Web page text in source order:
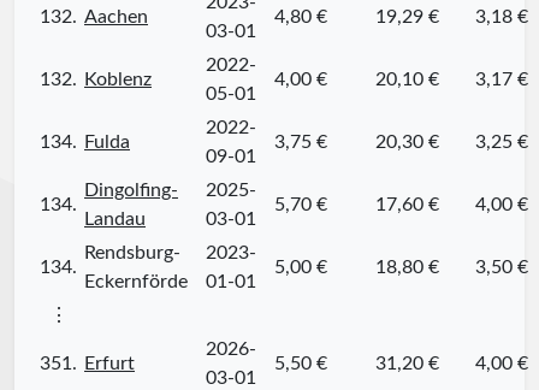
132. Aachen
03-01
4,80 € 19,29 € 3,18 €
132. Koblenz
2022-
05-01
4,00 € 20,10 € 3,17 €
134. Fulda
2022-
09-01
3,75 € 20,30 € 3,25 €
134.
Dingolfing-
Landau
2025-
03-01
5,70 € 17,60 € 4,00 €
134.
Rendsburg-
Eckernförde
2023-
01-01
5,00 € 18,80 € 3,50 €
⋮
351. Erfurt
2026-
03-01
5,50 € 31,20 € 4,00 €